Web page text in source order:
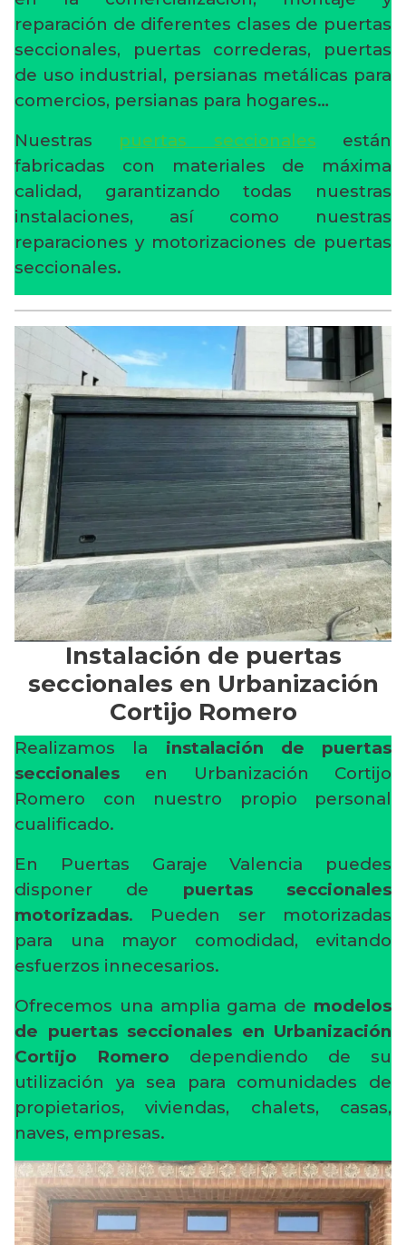
reparación de diferentes clases de puertas
seccionales, puertas correderas, puertas
de uso industrial, persianas metálicas para
comercios, persianas para hogares…
Nuestras puertas seccionales están
fabricadas con materiales de máxima
calidad, garantizando todas nuestras
instalaciones, así como nuestras
reparaciones y motorizaciones de puertas
seccionales.
Instalación de puertas
seccionales en Urbanización
Cortijo Romero
Realizamos la instalación de puertas
seccionales en Urbanización Cortijo
Romero con nuestro propio personal
cualificado.
En Puertas Garaje Valencia puedes
disponer de puertas seccionales
motorizadas. Pueden ser motorizadas
para una mayor comodidad, evitando
esfuerzos innecesarios.
Ofrecemos una amplia gama de modelos
de puertas seccionales en Urbanización
Cortijo Romero dependiendo de su
utilización ya sea para comunidades de
propietarios, viviendas, chalets, casas,
naves, empresas.